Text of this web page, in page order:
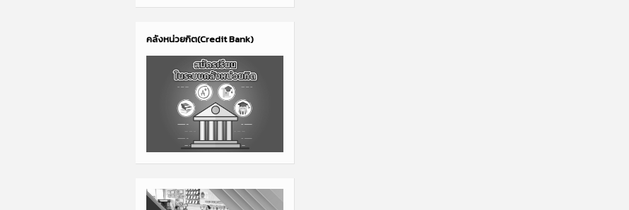
คลังหน่วยกิต(Credit Bank)